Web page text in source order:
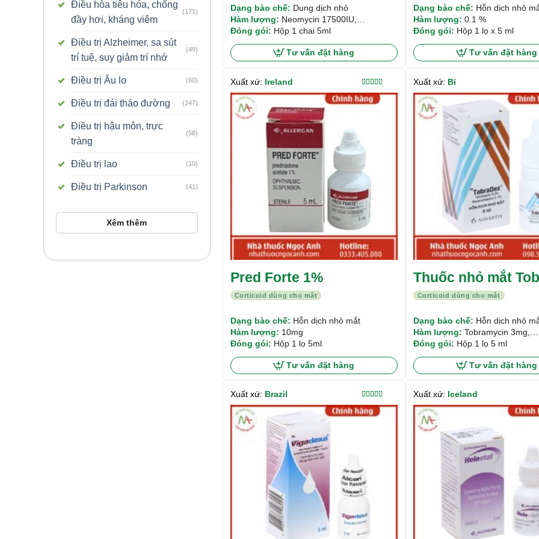
Điều hòa tiêu hóa, chống
đầy hơi, kháng viêm
(171)
Điều trị Alzheimer, sa sút
trí tuệ, suy giảm trí nhớ
(49)
Điều trị Âu lo (60)
Điều trị đái tháo đường (247)
Điều trị hậu môn, trực
tràng
(58)
Điều trị lao (10)
Điều trị Parkinson (41)
Xêm thêm
Dạng bào chế: Dung dịch nhỏ
Hàm lượng: Neomycin 17500IU,
Betamethason Natri Phosphat 5mg
Đóng gói: Hộp 1 chai 5ml
Tư vấn đặt hàng
Dạng bào chế: Hỗn dịch nhỏ
Hàm lượng: 0.1 %
Đóng gói: Hộp 1 lọ x 5 ml
Tư vấn đặt hàng
Corticoid dùng cho mắt
Pred Forte 1%
Được xếp
hạng 5.00
sao
Dạng bào chế: Hỗn dịch nhỏ mắt
Hàm lượng: 10mg
Đóng gói: Hộp 1 lọ 5ml
Tư vấn đặt hàng
Xuất xứ: Ireland
Corticoid dùng cho mắt
Thuốc nhỏ mắt
5ml
Dạng bào chế: Hỗn dịch nhỏ
Hàm lượng: Tobramycin 3mg,
Dexamethason 1mg/1ml
Đóng gói: Hộp 1 lọ 5 ml
Tư vấn đặt hàng
Xuất xứ: Bỉ
Được xếp
hạng 5.00
sao
Xuất xứ: Brazil Xuất xứ: Iceland